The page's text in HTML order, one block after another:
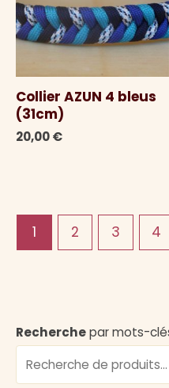
Collier AZUN 4 bleus
(31cm)
20,00€
1 2 3 4
Recherchepar mots-